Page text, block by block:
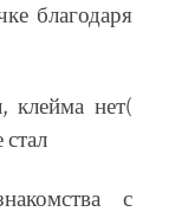
благодаря
клейма нет(
с